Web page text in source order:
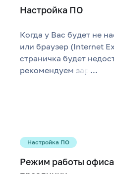
Настройка ПО
Когда у Вас будет не
или браузер (Internet
страничка будет
рекомендуем зар
...
Настройка ПО
Режим работы